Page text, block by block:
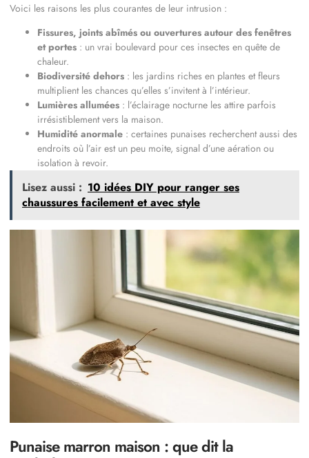
Voici les raisons les plus courantes de leur intrusion :
Fissures, joints abîmés ou ouvertures autour des fenêtres
et portes : un vrai boulevard pour ces insectes en quête de
chaleur.
Biodiversité dehors : les jardins riches en plantes et fleurs
multiplient les chances qu’elles s’invitent à l’intérieur.
Lumières allumées : l’éclairage nocturne les attire parfois
irrésistiblement vers la maison.
Humidité anormale : certaines punaises recherchent aussi des
endroits où l’air est un peu moite, signal d’une aération ou
isolation à revoir.
Lisez aussi : 10 idées DIY pour ranger ses
chaussures facilement et avec style
Punaise marron maison : que dit la